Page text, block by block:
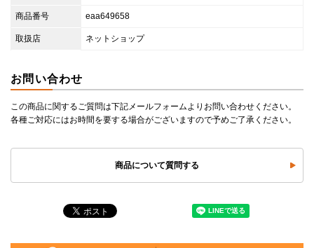
商品番号 eaa649658
取扱店 ネットショップ
お問い合わせ
この商品に関するご質問は下記メールフォームよりお問い合わせください。
各種ご対応にはお時間を要する場合がございますので予めご了承ください。
商品について質問する